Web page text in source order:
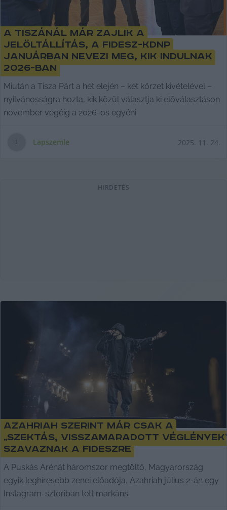
A Tiszánál már zajlik a
jelöltállítás, a Fidesz-KDNP
januárban nevezi meg, kik indulnak
2026-ban
Miután a Tisza Párt a hét elején – két körzet kivételével –
nyilvánosságra hozta, kik közül választja ki előválasztáson
november végéig a 2026-os egyéni
L Lapszemle 2025. 11. 24.
HIRDETÉS
Azahriah szerint már csak a
„szektás, visszamaradott
szavaznak a Fideszre
A Puskás Arénát háromszor megtöltő, Magyarország
egyik leghíresebb zenei előadója, Azahriah július 2-án egy
Instagram-sztoriban tett markáns